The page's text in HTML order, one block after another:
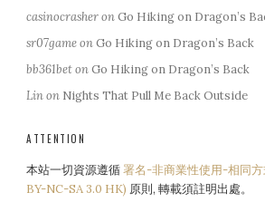
casinocrasheronGo Hiking on Dragon’s
sr07gameonGo Hiking on Dragon’s Back
bb361betonGo Hiking on Dragon’s Back
Linon Nights That Pull Me Back Outside
ATTENTION
本站一切資源遵循署名-非商業性使用-相同
BY-NC-SA 3.0 HK) 原則, 轉載須註明出處。